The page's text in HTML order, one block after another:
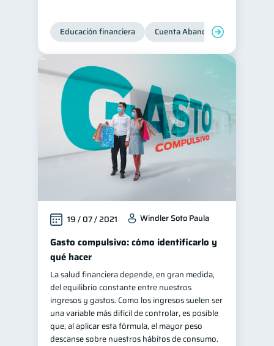
Ciberseguridad 5
Superintendencia de Bancos
Vacaciones 2 Inversiones
Cuenta Inactiva
Finanzas Personales 1
Finanzas en Pareja 1
Educación Financiera 1
inversiones
Salud mental 1 ahorro 1
Gasto responsable 1
información financiera 1
Educación financiera Cuenta Abandonada
19 / 07 / 2021 Windler Soto Paula
Gasto compulsivo: cómo identificarlo y
qué hacer
La salud financiera depende, en gran medida,
del equilibrio constante entre nuestros
ingresos y gastos. Como los ingresos suelen ser
una variable más difícil de controlar, es posible
que, al aplicar esta fórmula, el mayor peso
descanse sobre nuestros hábitos de consumo.